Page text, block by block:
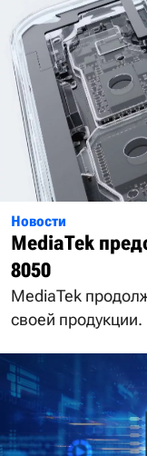
Новости
MediaTek
8050
MediaTek
своей продукции.